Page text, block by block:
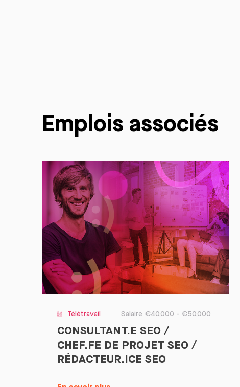
Emplois associés
Télétravail Salaire €40,000 - €50,000
CONSULTANT.E SEO /
CHEF.FE DE PROJET SEO /
RÉDACTEUR.ICE SEO